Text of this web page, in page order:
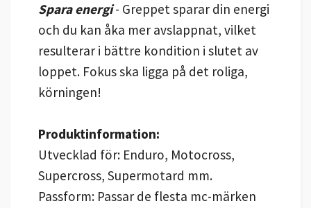
Spara energi- Greppet sparar din energi
och du kan åka mer avslappnat, vilket
resulterar i bättre kondition i slutet av
loppet. Fokus ska ligga på det roliga,
körningen!
Produktinformation:
Utvecklad för: Enduro, Motocross,
Supercross, Supermotard mm.
Passform: Passar de flesta mc-märken